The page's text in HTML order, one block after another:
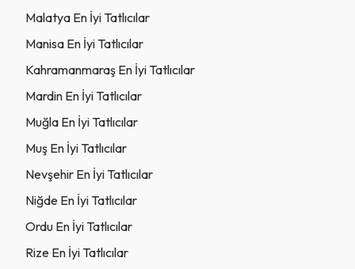
Malatya En İyi Tatlıcılar
Manisa En İyi Tatlıcılar
Kahramanmaraş En İyi Tatlıcılar
Mardin En İyi Tatlıcılar
Muğla En İyi Tatlıcılar
Muş En İyi Tatlıcılar
Nevşehir En İyi Tatlıcılar
Niğde En İyi Tatlıcılar
Ordu En İyi Tatlıcılar
Rize En İyi Tatlıcılar